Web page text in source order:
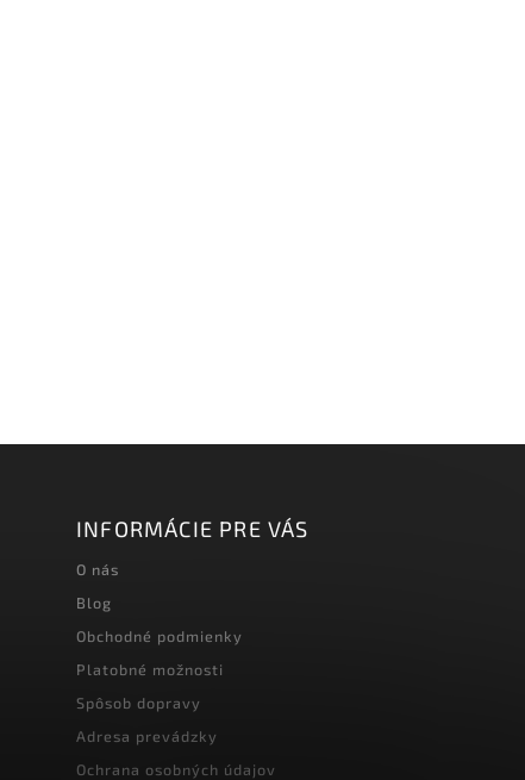
INFORMÁCIE PRE VÁS
O nás
Blog
Obchodné podmienky
Platobné možnosti
Spôsob dopravy
Adresa prevádzky
Ochrana osobných údajov